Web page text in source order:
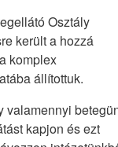
Osztály
került a hozzá
komplex
állítottuk.
valamennyi
kapjon és ezt